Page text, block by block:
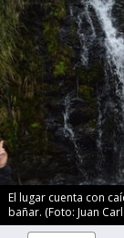
El lugar cuenta con
bañar. (Foto: Juan